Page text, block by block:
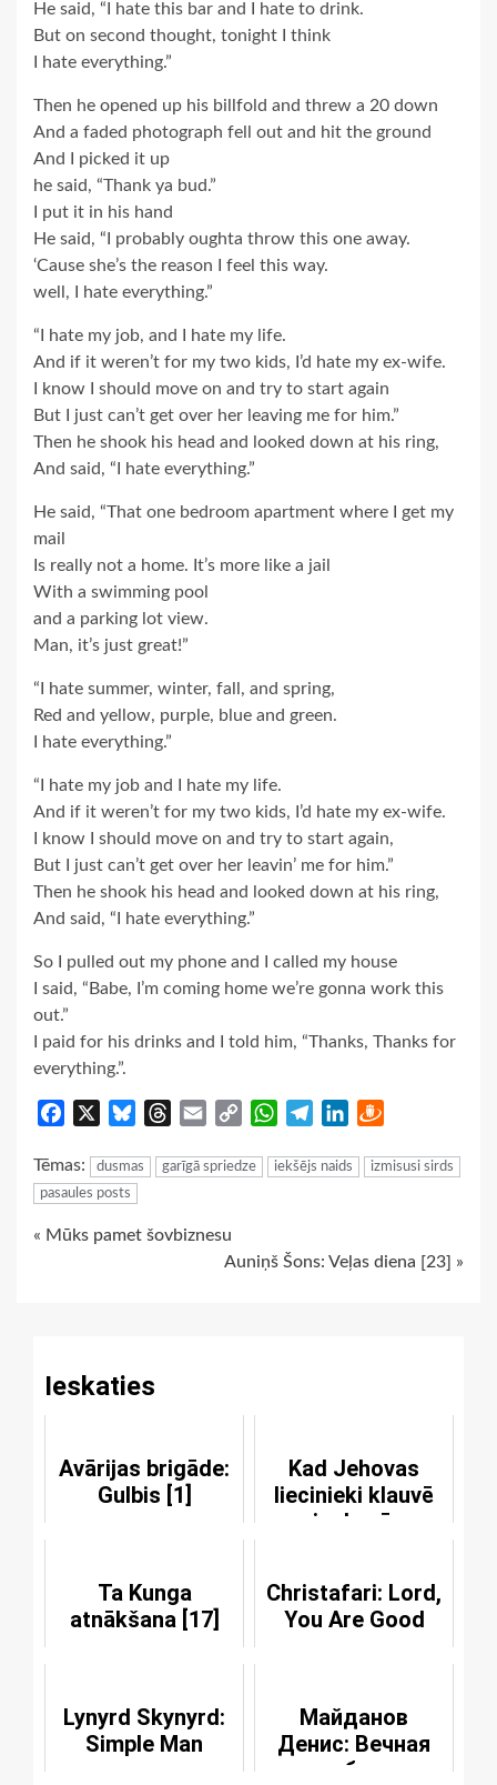
He said, “I hate this bar and I hate to drink.
But on second thought, tonight I think
I hate everything.”
Then he opened up his billfold and threw a 20 down
And a faded photograph fell out and hit the ground
And I picked it up
he said, “Thank ya bud.”
I put it in his hand
He said, “I probably oughta throw this one away.
‘Cause she’s the reason I feel this way.
well, I hate everything.”
“I hate my job, and I hate my life.
And if it weren’t for my two kids, I’d hate my ex-wife.
I know I should move on and try to start again
But I just can’t get over her leaving me for him.”
Then he shook his head and looked down at his ring,
And said, “I hate everything.”
He said, “That one bedroom apartment where I get my
mail
Is really not a home. It’s more like a jail
With a swimming pool
and a parking lot view.
Man, it’s just great!”
“I hate summer, winter, fall, and spring,
Red and yellow, purple, blue and green.
I hate everything.”
“I hate my job and I hate my life.
And if it weren’t for my two kids, I’d hate my ex-wife.
I know I should move on and try to start again,
But I just can’t get over her leavin’ me for him.”
Then he shook his head and looked down at his ring,
And said, “I hate everything.”
So I pulled out my phone and I called my house
I said, “Babe, I’m coming home we’re gonna work this
out.”
I paid for his drinks and I told him, “Thanks, Thanks for
everything.”.
Facebook BlueskyThreads
Email
Copy
WhatsApp
TelegramLinkedIn
Tēmas: dusmas garīgā spriedze iekšējs naids
izmisusi sirds
pasaules posts
Continue
« Mūks pamet šovbiznesu
Auniņš Šons: Veļas diena [23] »
Ieskaties
Avārijas brigāde:
Gulbis [1]
Kad Jehovas
liecinieki klauvē
pie durvīm
Ta Kunga
atnākšana [17]
Christafari: Lord,
You Are Good
Lynyrd Skynyrd:
Simple Man
Майданов
Денис: Вечная
любовь